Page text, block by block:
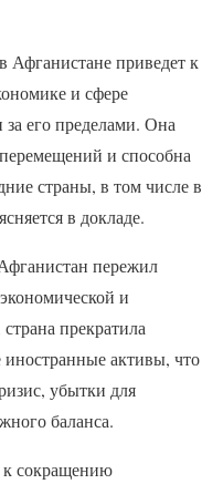
Афганистане приведет к
и сфере
за его пределами. Она
и способна
страны, в том числе в
в докладе.
пережил
и
прекратила
активы, что
убытки для
баланса.
к сокращению